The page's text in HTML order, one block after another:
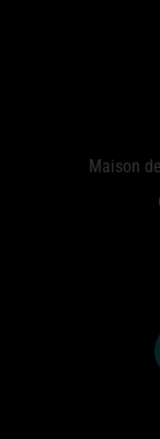
Maison